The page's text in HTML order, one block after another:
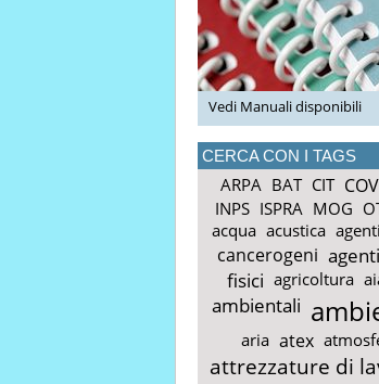
Vedi Manuali disponibili
CERCA CON I TAGS
ARPA BAT CIT
INPS ISPRA MOG
acqua acustica
cancerogeni
fisici agricoltura
ambientali
aria atex
attrezzature di